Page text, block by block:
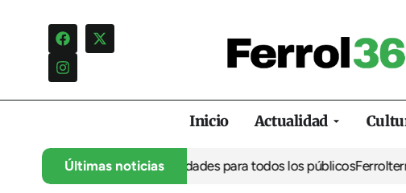
Inicio Actualidad
Últimas noticias
ocio familiar y actividades para todos los públicosFerrolterra rebate